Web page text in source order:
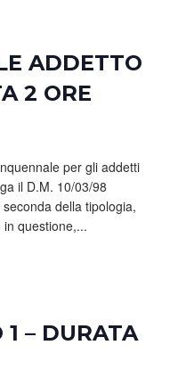
ADDETTO
2 ORE
per gli addetti
il D.M. 10/03/98
della tipologia,
questione,...
– DURATA